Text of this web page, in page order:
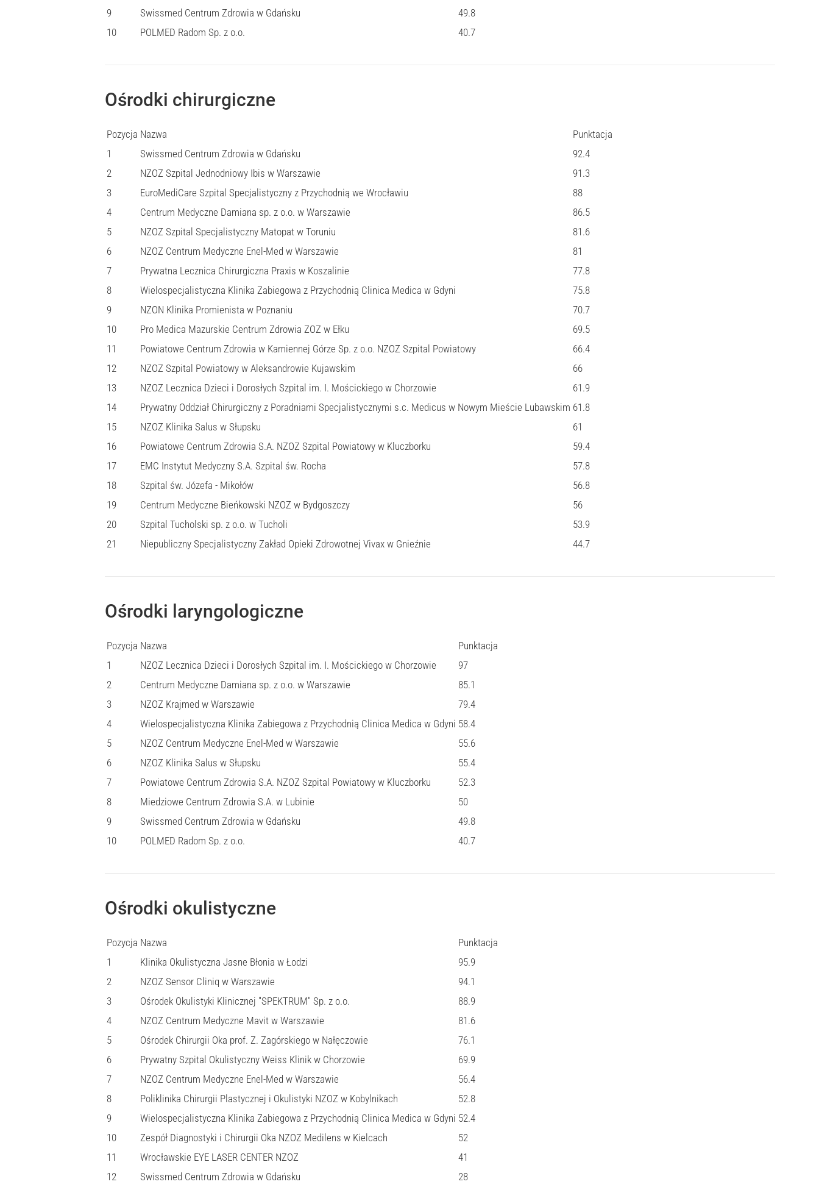
9
Swissmed Centrum Zdrowia w Gdańsku
49.8
10
POLMED Radom Sp. z o.o. 40.7
Ośrodki chirurgiczne
Pozycja Nazwa
Punktacja
1
Swissmed Centrum Zdrowia w Gdańsku
92.4
2
NZOZ Szpital Jednodniowy Ibis w Warszawie
91.3
3
EuroMediCare Szpital Specjalistyczny z Przychodnią we Wrocławiu
88
4
Centrum Medyczne Damiana sp. z o.o. w Warszawie
86.5
5
NZOZ Szpital Specjalistyczny Matopat w Toruniu
81.6
6
NZOZ Centrum Medyczne Enel-Med w Warszawie
81
7
Prywatna Lecznica Chirurgiczna Praxis w Koszalinie
77.8
8
Wielospecjalistyczna Klinika Zabiegowa z Przychodnią Clinica Medica w Gdyni
75.8
9
NZON Klinika Promienista w Poznaniu
70.7
10
Pro Medica Mazurskie Centrum Zdrowia ZOZ w Ełku
69.5
11
Powiatowe Centrum Zdrowia w Kamiennej Górze Sp. z o.o. NZOZ Szpital Powiatowy
66.4
12
NZOZ Szpital Powiatowy w Aleksandrowie Kujawskim
66
13
NZOZ Lecznica Dzieci i Dorosłych Szpital im. I. Mościckiego w Chorzowie
61.9
14
Prywatny Oddział Chirurgiczny z Poradniami Specjalistycznymi s.c. Medicus w Nowym Mieście Lubawskim 61.8
15
NZOZ Klinika Salus w Słupsku
61
16
Powiatowe Centrum Zdrowia S.A. NZOZ Szpital Powiatowy w Kluczborku
59.4
17
EMC Instytut Medyczny S.A. Szpital św. Rocha
57.8
18
Szpital św. Józefa - Mikołów
56.8
19
Centrum Medyczne Bieńkowski NZOZ w Bydgoszczy
56
20
Szpital Tucholski sp. z o.o. w Tucholi
53.9
21
Niepubliczny Specjalistyczny Zakład Opieki Zdrowotnej Vivax w Gnieźnie 44.7
Ośrodki laryngologiczne
Pozycja Nazwa
Punktacja
1
NZOZ Lecznica Dzieci i Dorosłych Szpital im. I. Mościckiego w Chorzowie
97
2
Centrum Medyczne Damiana sp. z o.o. w Warszawie
85.1
3
NZOZ Krajmed w Warszawie
79.4
4
Wielospecjalistyczna Klinika Zabiegowa z Przychodnią Clinica Medica w Gdyni 58.4
5
NZOZ Centrum Medyczne Enel-Med w Warszawie
55.6
6
NZOZ Klinika Salus w Słupsku
55.4
7
Powiatowe Centrum Zdrowia S.A. NZOZ Szpital Powiatowy w Kluczborku
52.3
8
Miedziowe Centrum Zdrowia S.A. w Lubinie
50
9
Swissmed Centrum Zdrowia w Gdańsku
49.8
10
POLMED Radom Sp. z o.o. 40.7
Ośrodki okulistyczne
Pozycja Nazwa
Punktacja
1
Klinika Okulistyczna Jasne Błonia w Łodzi
95.9
2
NZOZ Sensor Cliniq w Warszawie
94.1
3
Ośrodek Okulistyki Klinicznej "SPEKTRUM" Sp. z o.o.
88.9
4
NZOZ Centrum Medyczne Mavit w Warszawie
81.6
5
Ośrodek Chirurgii Oka prof. Z. Zagórskiego w Nałęczowie
76.1
6
Prywatny Szpital Okulistyczny Weiss Klinik w Chorzowie
69.9
7
NZOZ Centrum Medyczne Enel-Med w Warszawie
56.4
8
Poliklinika Chirurgii Plastycznej i Okulistyki NZOZ w Kobylnikach
52.8
9
Wielospecjalistyczna Klinika Zabiegowa z Przychodnią Clinica Medica w Gdyni 52.4
10
Zespół Diagnostyki i Chirurgii Oka NZOZ Medilens w Kielcach
52
11
Wrocławskie EYE LASER CENTER NZOZ
41
12
Swissmed Centrum Zdrowia w Gdańsku 28